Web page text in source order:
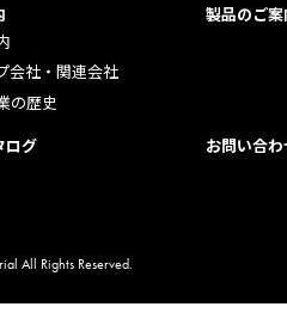
会社・関連会社
の歴史
製品のご案
ログ お問い合わ
All Rights Reserved.